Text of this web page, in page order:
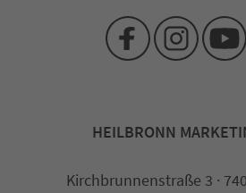
HEILBRONN
Kirchbrunnenstraße 3 ·